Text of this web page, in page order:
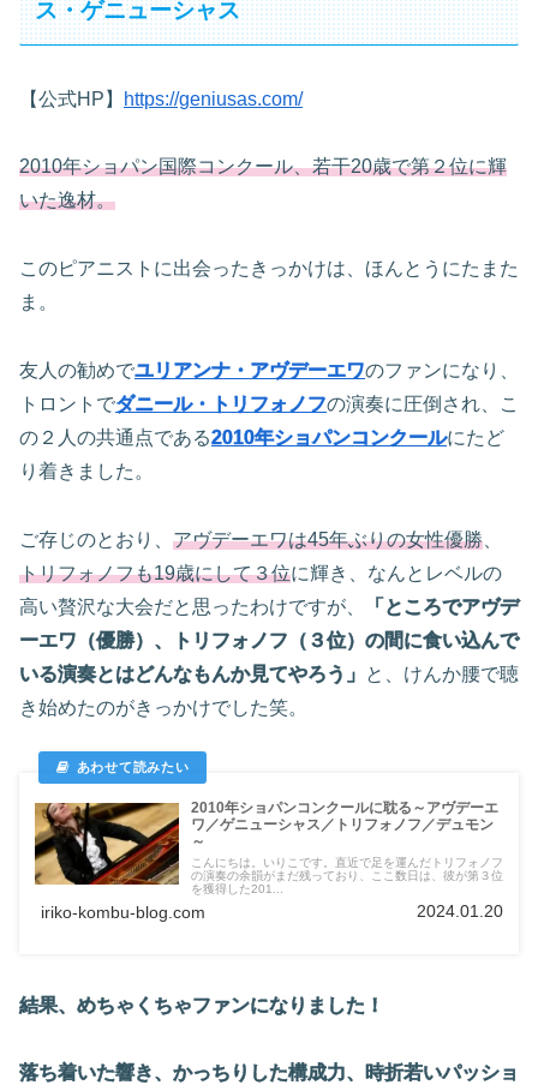
ス・ゲニューシャス
【公式HP】 https://geniusas.com/
2010年ショパン国際コンクール、若干20歳で第２位に輝
いた逸材。
このピアニストに出会ったきっかけは、ほんとうにたまた
ま。
友人の勧めでユリアンナ・アヴデーエワのファンになり、
トロントでダニール・トリフォノフの演奏に圧倒され、こ
の２人の共通点である2010年ショパンコンクールにたど
り着きました。
ご存じのとおり、 アヴデーエワは45年ぶりの女性優勝
トリフォノフも19歳にして３位に輝き、なんとレベルの
高い贅沢な大会だと思ったわけですが、
「ところでアヴデ
ーエワ（優勝）、トリフォノフ（３位）の間に食い込んで
いる演奏とはどんなもんか見てやろう」 と、けんか腰で聴
き始めたのがきっかけでした笑。
2010年ショパンコンクールに耽る～アヴデーエ
ワ／ゲニューシャス／トリフォノフ／デュモン
～
こんにちは。いりこです。直近で足を運んだトリフォノフ
の演奏の余韻がまだ残っており、ここ数日は、彼が第３位
を獲得した201...
iriko-kombu-blog.com 2024.01.20
結果、めちゃくちゃファンになりました！
落ち着いた響き、かっちりした構成力、時折若いパッショ